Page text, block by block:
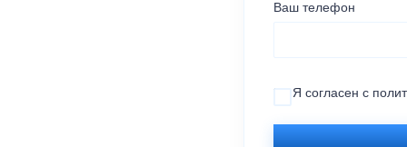
Ваш телефон
Я согласен с